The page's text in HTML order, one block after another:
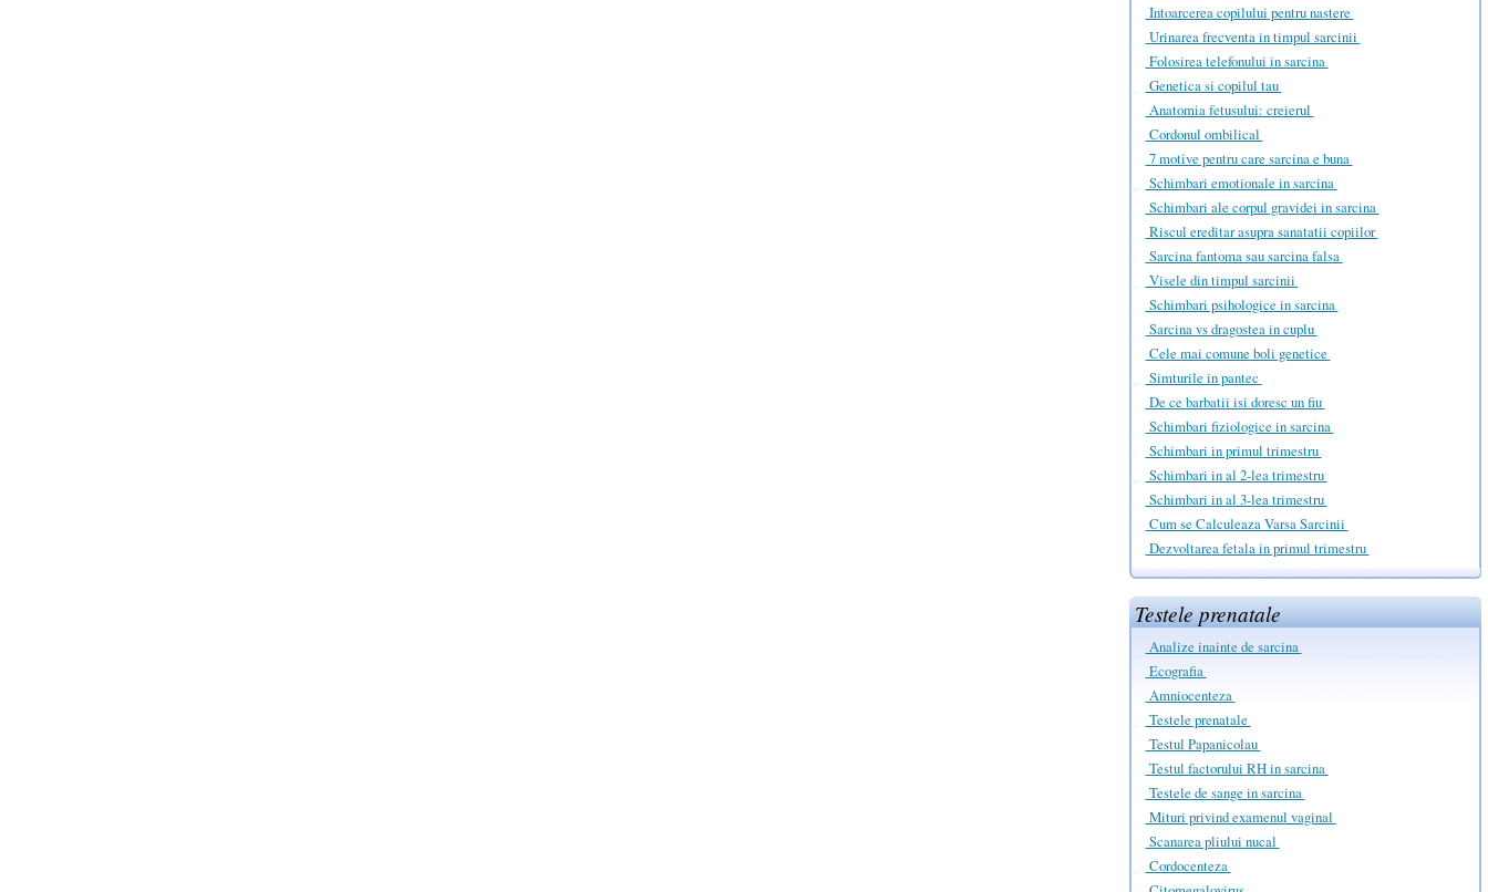
Intoarcerea copilului pentru nastere
Urinarea frecventa in timpul sarcinii
Folosirea telefonului in sarcina
Genetica si copilul tau
Anatomia fetusului: creierul
Cordonul ombilical
7 motive pentru care sarcina e buna
Schimbari emotionale in sarcina
Schimbari ale corpul gravidei in sarcina
Riscul ereditar asupra sanatatii copiilor
Sarcina fantoma sau sarcina falsa
Visele din timpul sarcinii
Schimbari psihologice in sarcina
Sarcina vs dragostea in cuplu
Cele mai comune boli genetice
Simturile in pantec
De ce barbatii isi doresc un fiu
Schimbari fiziologice in sarcina
Schimbari in primul trimestru
Schimbari in al 2-lea trimestru
Schimbari in al 3-lea trimestru
Cum se Calculeaza Varsa Sarcinii
Dezvoltarea fetala in primul trimestru
Testele prenatale
Analize inainte de sarcina
Ecografia
Amniocenteza
Testele prenatale
Testul Papanicolau
Testul factorului RH in sarcina
Testele de sange in sarcina
Mituri privind examenul vaginal
Scanarea pliului nucal
Cordocenteza